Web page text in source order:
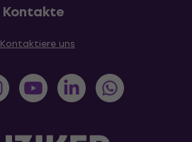
Kontakte
Kontaktiere uns